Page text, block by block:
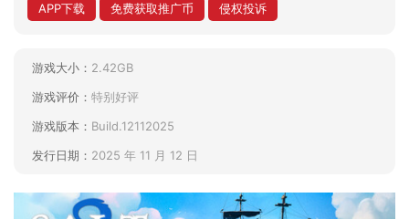
APP下载
免费获取推广币 侵权投诉
游戏大小： 2.42GB
游戏评价： 特别好评
游戏版本： Build.12112025
发行日期： 2025 年 11 月 12 日